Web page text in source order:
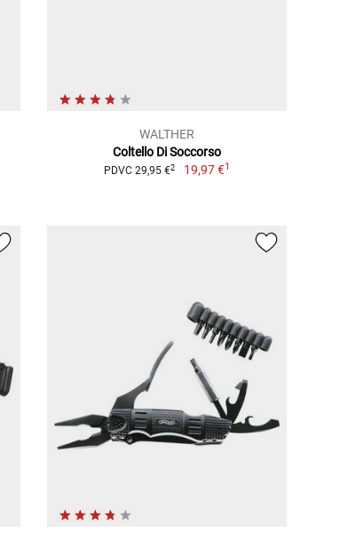
WALTHER
Coltello Di Soccorso
PDVC 29,95 €2 19,97 €1